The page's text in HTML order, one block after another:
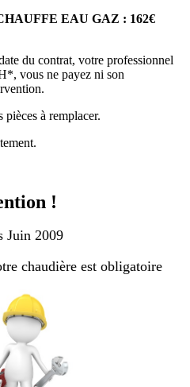
EAU GAZ : 162€
du contrat, votre professionnel
vous ne payez ni son
pièces à remplacer.
!
Juin 2009
chaudière est obligatoire